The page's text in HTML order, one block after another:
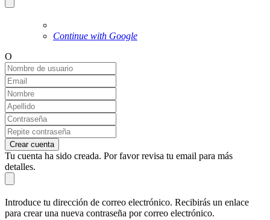
Continue with Google
O
Crear cuenta
Tu cuenta ha sido creada. Por favor revisa tu email para más
detalles.
Introduce tu dirección de correo electrónico. Recibirás un enlace
para crear una nueva contraseña por correo electrónico.